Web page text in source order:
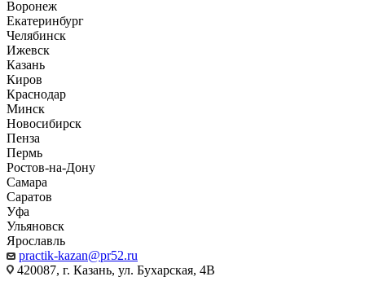
Воронеж
Екатеринбург
Челябинск
Ижевск
Казань
Киров
Краснодар
Минск
Новосибирск
Пенза
Пермь
Ростов-на-Дону
Самара
Саратов
Уфа
Ульяновск
Ярославль
practik-kazan@pr52.ru
420087, г. Казань, ул. Бухарская, 4В